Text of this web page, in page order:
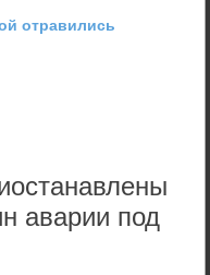
отравились
аварии под